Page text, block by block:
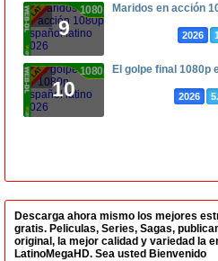
9
1080p Maridos en acción
2026 1
10
1080p El golpe final 1080p
2026
Descarga ahora mismo los mejores
gratis. Peliculas, Series, Sagas,
original, la mejor calidad y variedad la
LatinoMegaHD. Sea usted Bienvenido